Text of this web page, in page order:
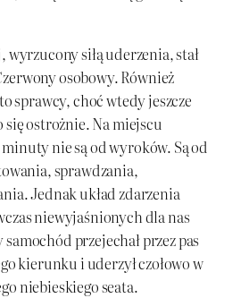
siłą uderzenia, stał
osobowy. Również
sprawcy, choć wtedy jeszcze
się ostrożnie. Na miejscu
nie są od wyroków. Są od
sprawdzania,
Jednak układ zdarzenia
niewyjaśnionych dla nas
przejechał przez pas
kierunku i uderzył czołowo w
niebieskiego seata.